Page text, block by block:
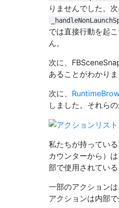
りませんでした。
では直接行動を起
ん。
次に、
あることがわかり
次に、
しました。それら
私たちが持ってい
カウンターから）
部で使用されている
一部のアクション
アクションは内部で